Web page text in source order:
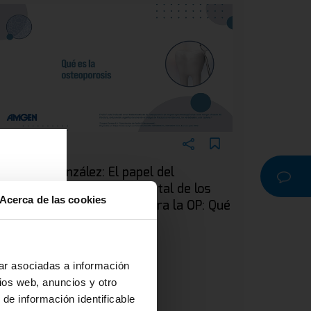
Acerca de las cookies
asociadas a información
web, anuncios y otro
información identificable
y
Silvia González: El papel del
en el manejo dental de los
en tratamiento para la OP: Qué
la osteoporosis